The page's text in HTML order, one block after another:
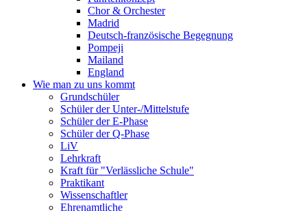
Chor & Orchester
Madrid
Deutsch-französische Begegnung
Pompeji
Mailand
England
Wie man zu uns kommt
Grundschüler
Schüler der Unter-/Mittelstufe
Schüler der E-Phase
Schüler der Q-Phase
LiV
Lehrkraft
Kraft für "Verlässliche Schule"
Praktikant
Wissenschaftler
Ehrenamtliche